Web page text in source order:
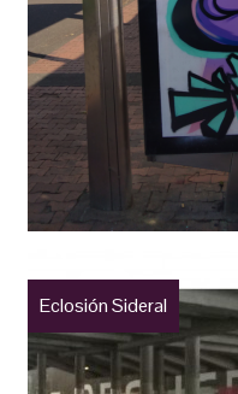
Eclosión Sideral